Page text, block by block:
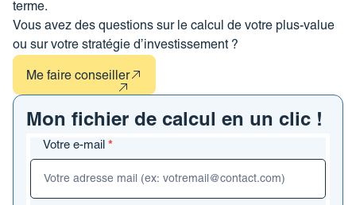
terme.
Vous avez des questions sur le calcul de votre plus-value
ou sur votre stratégie d’investissement ?
Me faire conseiller
Mon fichier de calcul en un clic !
Formulaire
Calcul
PV
Votre e-mail *